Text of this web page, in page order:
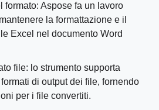
formato: Aspose fa un lavoro
la formattazione e il
Excel nel documento Word
file: lo strumento supporta
di output dei file, fornendo
per i file convertiti.